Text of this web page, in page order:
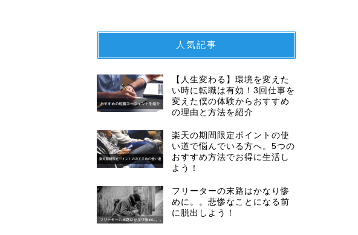
人気記事
【人生変わる】環境を変えた
い時に転職は有効！3回仕事を
変えた僕の体験からおすすめ
の理由と方法を紹介
楽天の期間限定ポイントの使
い道で悩んでいる方へ。5つの
おすすめ方法でお得に生活し
よう！
フリーターの末路はかなり惨
めに。。悲惨なことになる前
に脱出しよう！